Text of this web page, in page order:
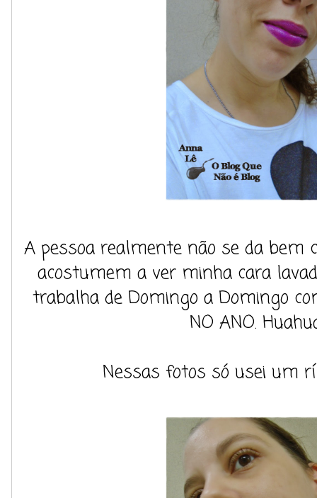
A pessoa realmente não se da bem
acostumem a ver minha cara
trabalha de Domingo a Domingo
NO ANO.
Nessas fotos só usei um